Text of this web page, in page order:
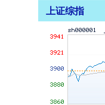
上证综指